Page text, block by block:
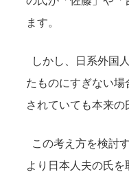
ます。
しかし、日系外国
たものにすぎない
されていても本来の
この考え方を検討
より日本人夫の氏